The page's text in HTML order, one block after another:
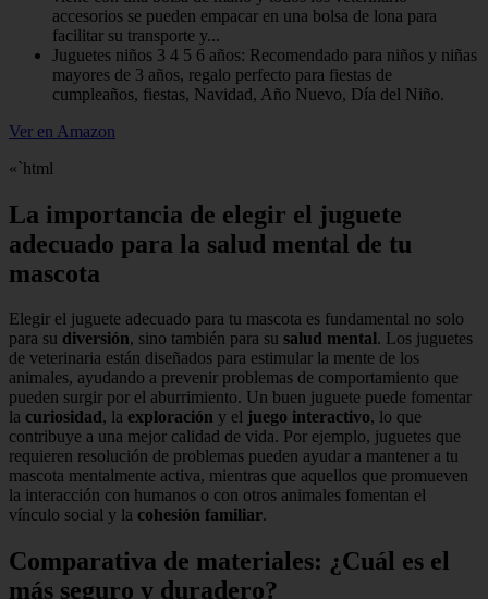
accesorios se pueden empacar en una bolsa de lona para
facilitar su transporte y...
Juguetes niños 3 4 5 6 años: Recomendado para niños y niñas
mayores de 3 años, regalo perfecto para fiestas de
cumpleaños, fiestas, Navidad, Año Nuevo, Día del Niño.
Ver en Amazon
«`html
La importancia de elegir el juguete
adecuado para la salud mental de tu
mascota
Elegir el juguete adecuado para tu mascota es fundamental no solo
para su diversión, sino también para su salud mental. Los juguetes
de veterinaria están diseñados para estimular la mente de los
animales, ayudando a prevenir problemas de comportamiento que
pueden surgir por el aburrimiento. Un buen juguete puede fomentar
la curiosidad, la exploración y el juego interactivo, lo que
contribuye a una mejor calidad de vida. Por ejemplo, juguetes que
requieren resolución de problemas pueden ayudar a mantener a tu
mascota mentalmente activa, mientras que aquellos que promueven
la interacción con humanos o con otros animales fomentan el
vínculo social y la cohesión familiar.
Comparativa de materiales: ¿Cuál es el
más seguro y duradero?